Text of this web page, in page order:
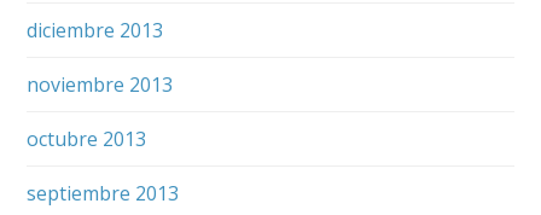
diciembre 2013
noviembre 2013
octubre 2013
septiembre 2013